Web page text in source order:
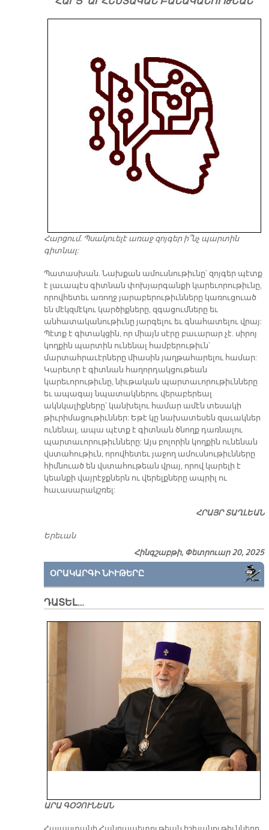
Հարցում. Պսակուելէ առաջ զոյգեր ի՞նչ պարտին
գիտնալ:
Պատասխան. Նախքան ամուսնութիւնը՝ զոյգեր պէտք
է լաւապէս գիտնան փոխյարգանքի կարեւորութիւնը,
որովհետեւ առողջ յարաբերութիւնները կառուցուած
են մէկզմէկու կարծիքները, զգացումները եւ
անհատականութիւնը յարգելու եւ գնահատելու վրայ:
Պէտք է գիտակցին, որ միայն սէրը բաւարար չէ. սիրոյ
կողքին պարտին ունենալ համբերութիւն՝
մարտահրաւէրները միասին յաղթահարելու համար:
Կարեւոր է գիտնան հաղորդակցութեան
կարեւորութիւնը, նիւթական պարտաւորութիւնները
եւ ապագայ նպատակներու վերաբերեալ
ակնկալիքները՝ կանխելու համար ամէն տեսակի
թիւրիմացութիւններ: Եթէ կը նախատեսեն զաւակներ
ունենալ, ապա պէտք է գիտնան ծնողք դառնալու
պարտաւորութիւնները: Այս բոլորին կողքին ունենան
վստահութիւն, որովհետեւ յաջող ամուսնութիւնները
հիմնուած են վստահութեան վրայ, որով կարելի է
կեանքի վայրէջքներն ու վերելքները ապրիլ ու
հաւասարակշռել:
ՀՐԱՅՐ ՏԱՂԼԵԱՆ
Երեւան
Հինգշաբթի, Փետրուար 20, 2025
ՕՐԱԿԱՐԳԻ ՆԻՒԹԵՐԸ
ԴԱՏԵԼ…
ԱՐԱ ԳՕՉՈՒՆԵԱՆ